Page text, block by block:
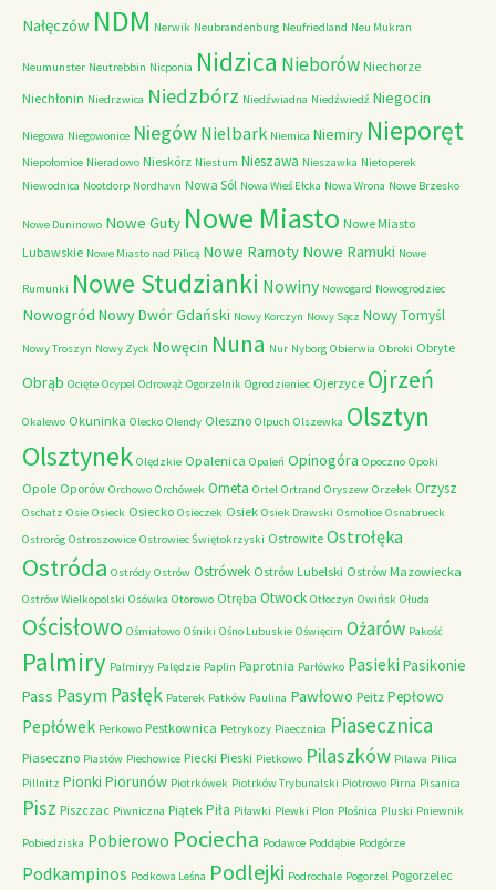
Nałęczów NDM Nerwik Neubrandenburg Neufriedland Neu Mukran
Neumunster Neutrebbin Nicponia Nidzica Nieborów Niechorze
Niechłonin Niedrzwica Niedzbórz Niedźwiadna Niedźwiedź Niegocin
Niegowa Niegowonice Niegów Nielbark Niemica Niemiry Nieporęt
Niepołomice Nieradowo Nieskórz Niestum Nieszawa Nieszawka Nietoperek
Niewodnica Nootdorp Nordhavn Nowa Sól Nowa Wieś Ełcka Nowa Wrona Nowe Brzesko
Nowe Duninowo Nowe Guty Nowe Miasto Nowe Miasto
Lubawskie Nowe Miasto nad Pilicą Nowe Ramoty Nowe Ramuki Nowe
Rumunki Nowe Studzianki Nowiny Nowogard Nowogrodziec
Nowogród Nowy Dwór Gdański Nowy Korczyn Nowy Sącz Nowy Tomyśl
Nowy Troszyn Nowy Zyck Nowęcin Nuna Nur Nyborg Obierwia Obroki Obryte
Obrąb Ocięte Ocypel Odrowąż Ogorzelnik Ogrodzieniec Ojerzyce Ojrzeń
Okalewo Okuninka Olecko Olendy Oleszno Olpuch Olszewka Olsztyn
Olsztynek Olędzkie Opalenica Opaleń Opinogóra Opoczno Opoki
Opole Oporów Orchowo Orchówek Orneta Ortel Ortrand Oryszew Orzełek Orzysz
Oschatz Osie Osieck Osiecko Osieczek Osiek Osiek Drawski Osmolice Osnabrueck
Ostroróg Ostroszowice Ostrowiec Świętokrzyski Ostrowite Ostrołęka
Ostróda Ostródy Ostrów Ostrówek Ostrów Lubelski Ostrów Mazowiecka
Ostrów Wielkopolski Osówka Otorowo Otręba Otwock Otłoczyn Owińsk Ołuda
Ościsłowo Ośmiałowo Ośniki Ośno Lubuskie Oświęcim Ożarów Pakość
Palmiry Palmiryy Palędzie Paplin Paprotnia Parłówko Pasieki Pasikonie
Pass PasymPasłęk Paterek Patków Paulina Pawłowo Peitz Pepłowo
Pepłówek Perkowo Pestkownica Petrykozy Piaecznica Piasecznica
Piaseczno Piastów Piechowice Piecki Pieski Pietkowo Pilaszków Pilawa Pilica
Pillnitz Pionki Piorunów Piotrkówek Piotrków Trybunalski Piotrowo Pirna Pisanica
Pisz Piszczac Piwniczna Piątek Piła Piławki Plewki Plon Plośnica Pluski Pniewnik
Pobiedziska Pobierowo Pociecha Podawce Poddąbie Podgórze
Podkampinos Podkowa Leśna Podlejki Podrochale Pogorzel Pogorzelec